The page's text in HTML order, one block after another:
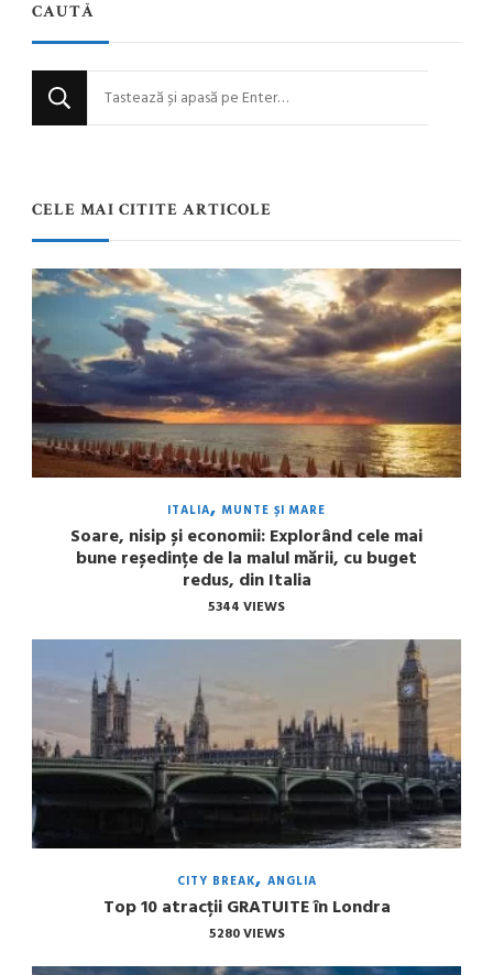
CAUTĂ
Cauți
ceva?
CELE MAI CITITE ARTICOLE
ITALIA MUNTE ȘI MARE
Soare, nisip și economii: Explorând cele mai
bune reședințe de la malul mării, cu buget
redus, din Italia
5344 VIEWS
CITY BREAK ANGLIA
Top 10 atracții GRATUITE în Londra
5280 VIEWS